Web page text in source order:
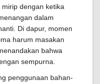
dengan ketika
dalam
Di dapur, momen
harum masakan
bahwa
sempurna.
penggunaan bahan-